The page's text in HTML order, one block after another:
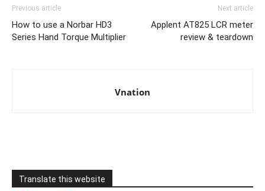
Previous article
How to use a Norbar HD3
Series Hand Torque Multiplier
Next article
Applent AT825 LCR meter
review & teardown
Vnation
Translate this website